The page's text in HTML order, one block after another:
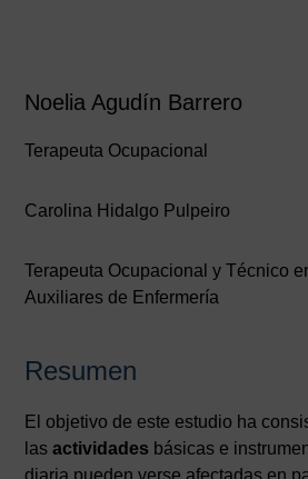
Noelia Agudín Barrero
Terapeuta Ocupacional
Carolina Hidalgo Pulpeiro
Terapeuta Ocupacional y Técnico
Auxiliares de Enfermería
Resumen
El objetivo de este estudio ha
lasactividades básicas e
diaria pueden verse afectadas en